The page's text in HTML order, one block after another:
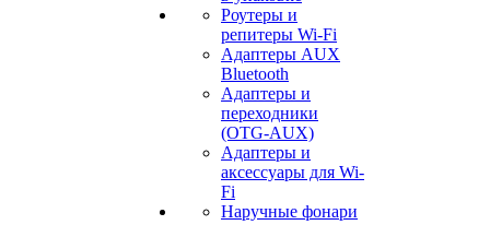
Роутеры и
репитеры Wi-Fi
Адаптеры AUX
Bluetooth
Адаптеры и
переходники
(OTG-AUX)
Адаптеры и
аксессуары для Wi-
Fi
Наручные фонари